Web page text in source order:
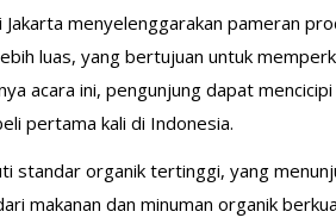
menyelenggarakan pameran
luas, yang bertujuan untuk
acara ini, pengunjung dapat
pertama kali di Indonesia.
standar organik tertinggi, yang
makanan dan minuman organik